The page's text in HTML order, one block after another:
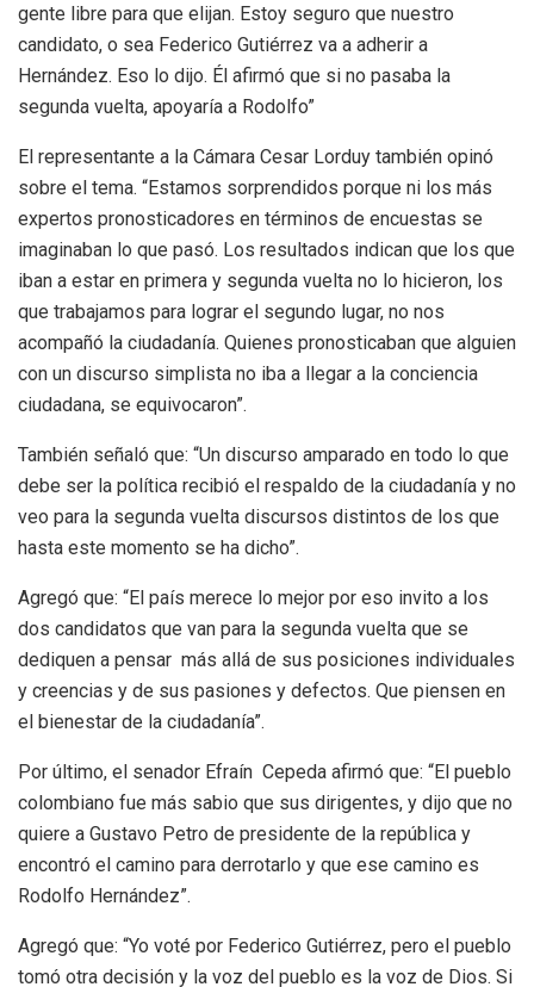
gente libre para que elijan. Estoy seguro que nuestro
candidato, o sea Federico Gutiérrez va a adherir a
Hernández. Eso lo dijo. Él afirmó que si no pasaba la
segunda vuelta, apoyaría a Rodolfo”
El representante a la Cámara Cesar Lorduy también opinó
sobre el tema. “Estamos sorprendidos porque ni los más
expertos pronosticadores en términos de encuestas se
imaginaban lo que pasó. Los resultados indican que los que
iban a estar en primera y segunda vuelta no lo hicieron, los
que trabajamos para lograr el segundo lugar, no nos
acompañó la ciudadanía. Quienes pronosticaban que alguien
con un discurso simplista no iba a llegar a la conciencia
ciudadana, se equivocaron”.
También señaló que: “Un discurso amparado en todo lo que
debe ser la política recibió el respaldo de la ciudadanía y no
veo para la segunda vuelta discursos distintos de los que
hasta este momento se ha dicho”.
Agregó que: “El país merece lo mejor por eso invito a los
dos candidatos que van para la segunda vuelta que se
dediquen a pensar más allá de sus posiciones individuales
y creencias y de sus pasiones y defectos. Que piensen en
el bienestar de la ciudadanía”.
Por último, el senador Efraín Cepeda afirmó que: “El pueblo
colombiano fue más sabio que sus dirigentes, y dijo que no
quiere a Gustavo Petro de presidente de la república y
encontró el camino para derrotarlo y que ese camino es
Rodolfo Hernández”.
Agregó que: “Yo voté por Federico Gutiérrez, pero el pueblo
tomó otra decisión y la voz del pueblo es la voz de Dios. Si